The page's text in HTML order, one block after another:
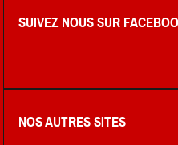
SUIVEZ NOUS SUR
NOS AUTRES SITES